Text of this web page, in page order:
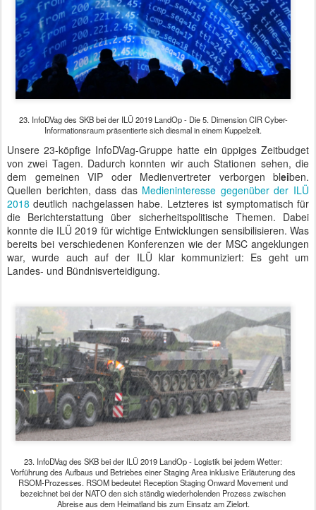
23. InfoDVag des SKB bei der ILÜ 2019 LandOp - Die 5. Dimension CIR Cyber-
Informationsraum präsentierte sich diesmal in einem Kuppelzelt.
Unsere 23-köpfige InfoDVag-Gruppe hatte ein üppiges Zeitbudget
von zwei Tagen. Dadurch konnten wir auch Stationen sehen, die
dem gemeinen VIP oder Medienvertreter verborgen bleiben.
Quellen berichten, dass das Medieninteresse gegenüber der ILÜ
2018 deutlich nachgelassen habe. Letzteres ist symptomatisch für
die Berichterstattung über sicherheitspolitische Themen. Dabei
konnte die ILÜ 2019 für wichtige Entwicklungen sensibilisieren. Was
bereits bei verschiedenen Konferenzen wie der MSC angeklungen
war, wurde auch auf der ILÜ klar kommuniziert: Es geht um
Landes- und Bündnisverteidigung.
23. InfoDVag des SKB bei der ILÜ 2019 LandOp - Logistik bei jedem Wetter:
Vorführung des Aufbaus und Betriebes einer Staging Area inklusive Erläuterung des
RSOM-Prozesses. RSOM bedeutet Reception Staging Onward Movement und
bezeichnet bei der NATO den sich ständig wiederholenden Prozess zwischen
Abreise aus dem Heimatland bis zum Einsatz am Zielort.